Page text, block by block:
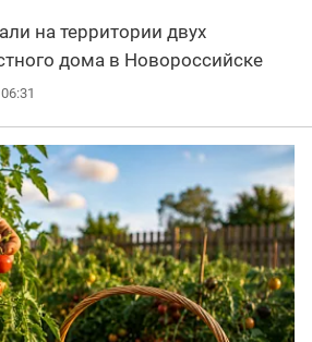
на территории двух
дома в Новороссийске